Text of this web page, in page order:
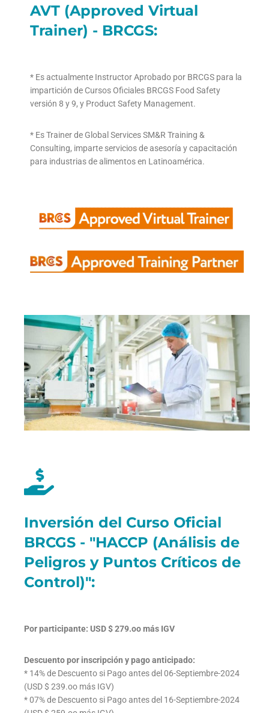
AVT (Approved Virtual
Trainer) - BRCGS:
* Es actualmente Instructor Aprobado por BRCGS para la
impartición de Cursos Oficiales BRCGS Food Safety
versión 8 y 9, y Product Safety Management.
* Es Trainer de Global Services SM&R Training &
Consulting, imparte servicios de asesoría y capacitación
para industrias de alimentos en Latinoamérica.
Inversión del Curso Oficial
BRCGS - "HACCP (Análisis de
Peligros y Puntos Críticos de
Control)":
Por participante: USD $ 279.oo más IGV
Descuento por inscripción y pago anticipado:
* 14% de Descuento si Pago antes del 06-Septiembre-2024
(USD $ 239.oo más IGV)
* 07% de Descuento si Pago antes del 16-Septiembre-2024